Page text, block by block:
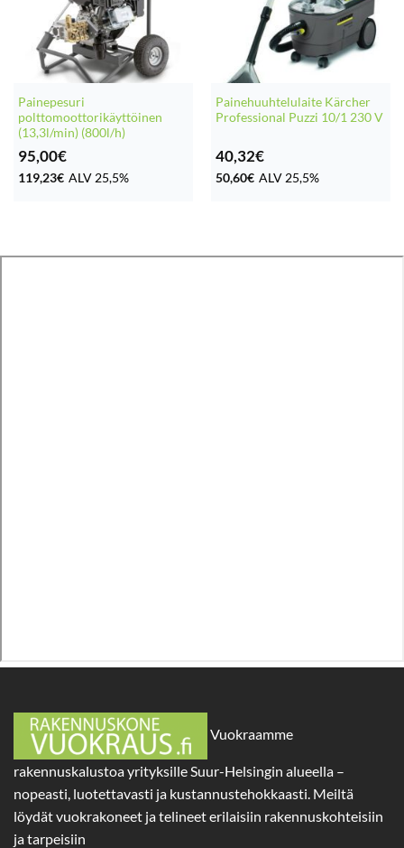
Painepesuri
polttomoottorikäyttöinen
(13,3l/min) (800l/h)
95,00€
119,23€ ALV 25,5%
Painehuuhtelulaite Kärcher
Professional Puzzi 10/1 230 V
40,32€
50,60€ ALV 25,5%
Vuokraamme
rakennuskalustoa yrityksille Suur-Helsingin alueella –
nopeasti, luotettavasti ja kustannustehokkaasti. Meiltä
löydät vuokrakoneet ja telineet erilaisiin rakennuskohteisiin
ja tarpeisiin